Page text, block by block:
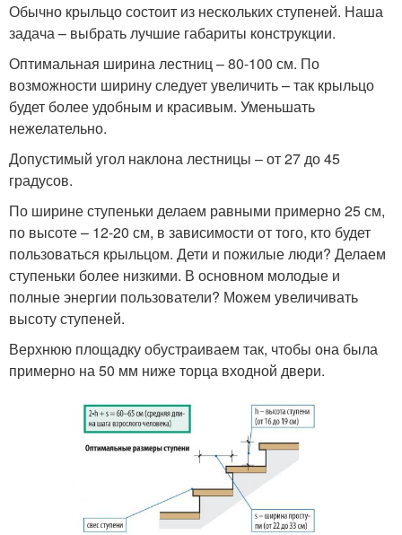
Обычно крыльцо состоит из нескольких ступеней. Наша
задача – выбрать лучшие габариты конструкции.
Оптимальная ширина лестниц – 80-100 см. По
возможности ширину следует увеличить – так крыльцо
будет более удобным и красивым. Уменьшать
нежелательно.
Допустимый угол наклона лестницы – от 27 до 45
градусов.
По ширине ступеньки делаем равными примерно 25 см,
по высоте – 12-20 см, в зависимости от того, кто будет
пользоваться крыльцом. Дети и пожилые люди? Делаем
ступеньки более низкими. В основном молодые и
полные энергии пользователи? Можем увеличивать
высоту ступеней.
Верхнюю площадку обустраиваем так, чтобы она была
примерно на 50 мм ниже торца входной двери.